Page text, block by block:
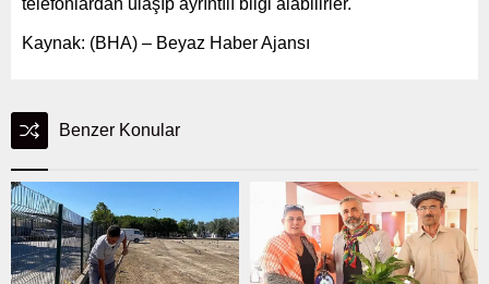
Kaynak: (BHA) – Beyaz Haber Ajansı
Benzer Konular